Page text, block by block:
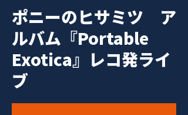
ポニーのヒサミツ ア
ルバム『Portable
Exotica』レコ発ライ
ブ